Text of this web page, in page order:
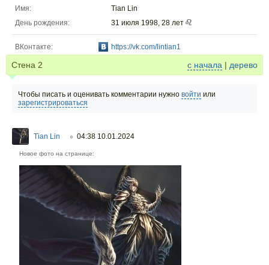
Имя:
Tian Lin
День рождения:
31 июля 1998, 28 лет
ВКонтакте: https://vk.com/lintian1
Стена 2 с начала | дерево
Чтобы писать и оценивать комментарии нужно войти или
зарегистрироваться
Tian Lin ○ 04:38 10.01.2024
Новое фото на странице: